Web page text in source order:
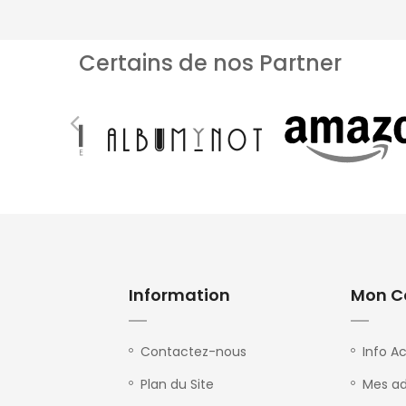
Certains de nos Partner
Information
Contactez-nous
Plan du Site
Mon
Info
Mes